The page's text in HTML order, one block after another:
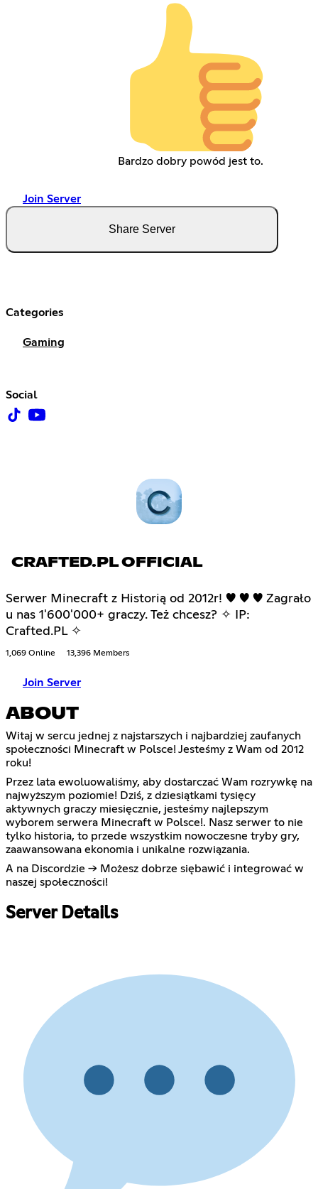
Bardzo dobry powód jest to.
Join Server
Share Server
Categories
Gaming
Social
CRAFTED.PL OFFICIAL
Serwer Minecraft z Historią od 2012r! ♥ ♥ ♥ Zagrało
u nas 1'600'000+ graczy. Też chcesz? ✧ IP:
Crafted.PL ✧
1,069 Online 13,396 Members
Join Server
ABOUT
Witaj w sercu jednej z najstarszych i najbardziej zaufanych
społeczności Minecraft w Polsce! Jesteśmy z Wam od 2012
roku!
Przez lata ewoluowaliśmy, aby dostarczać Wam rozrywkę na
najwyższym poziomie! Dziś, z dziesiątkami tysięcy
aktywnych graczy miesięcznie, jesteśmy najlepszym
wyborem serwera Minecraft w Polsce!. Nasz serwer to nie
tylko historia, to przede wszystkim nowoczesne tryby gry,
zaawansowana ekonomia i unikalne rozwiązania.
A na Discordzie -> Możesz dobrze siębawić i integrować w
naszej społeczności!
Server Details